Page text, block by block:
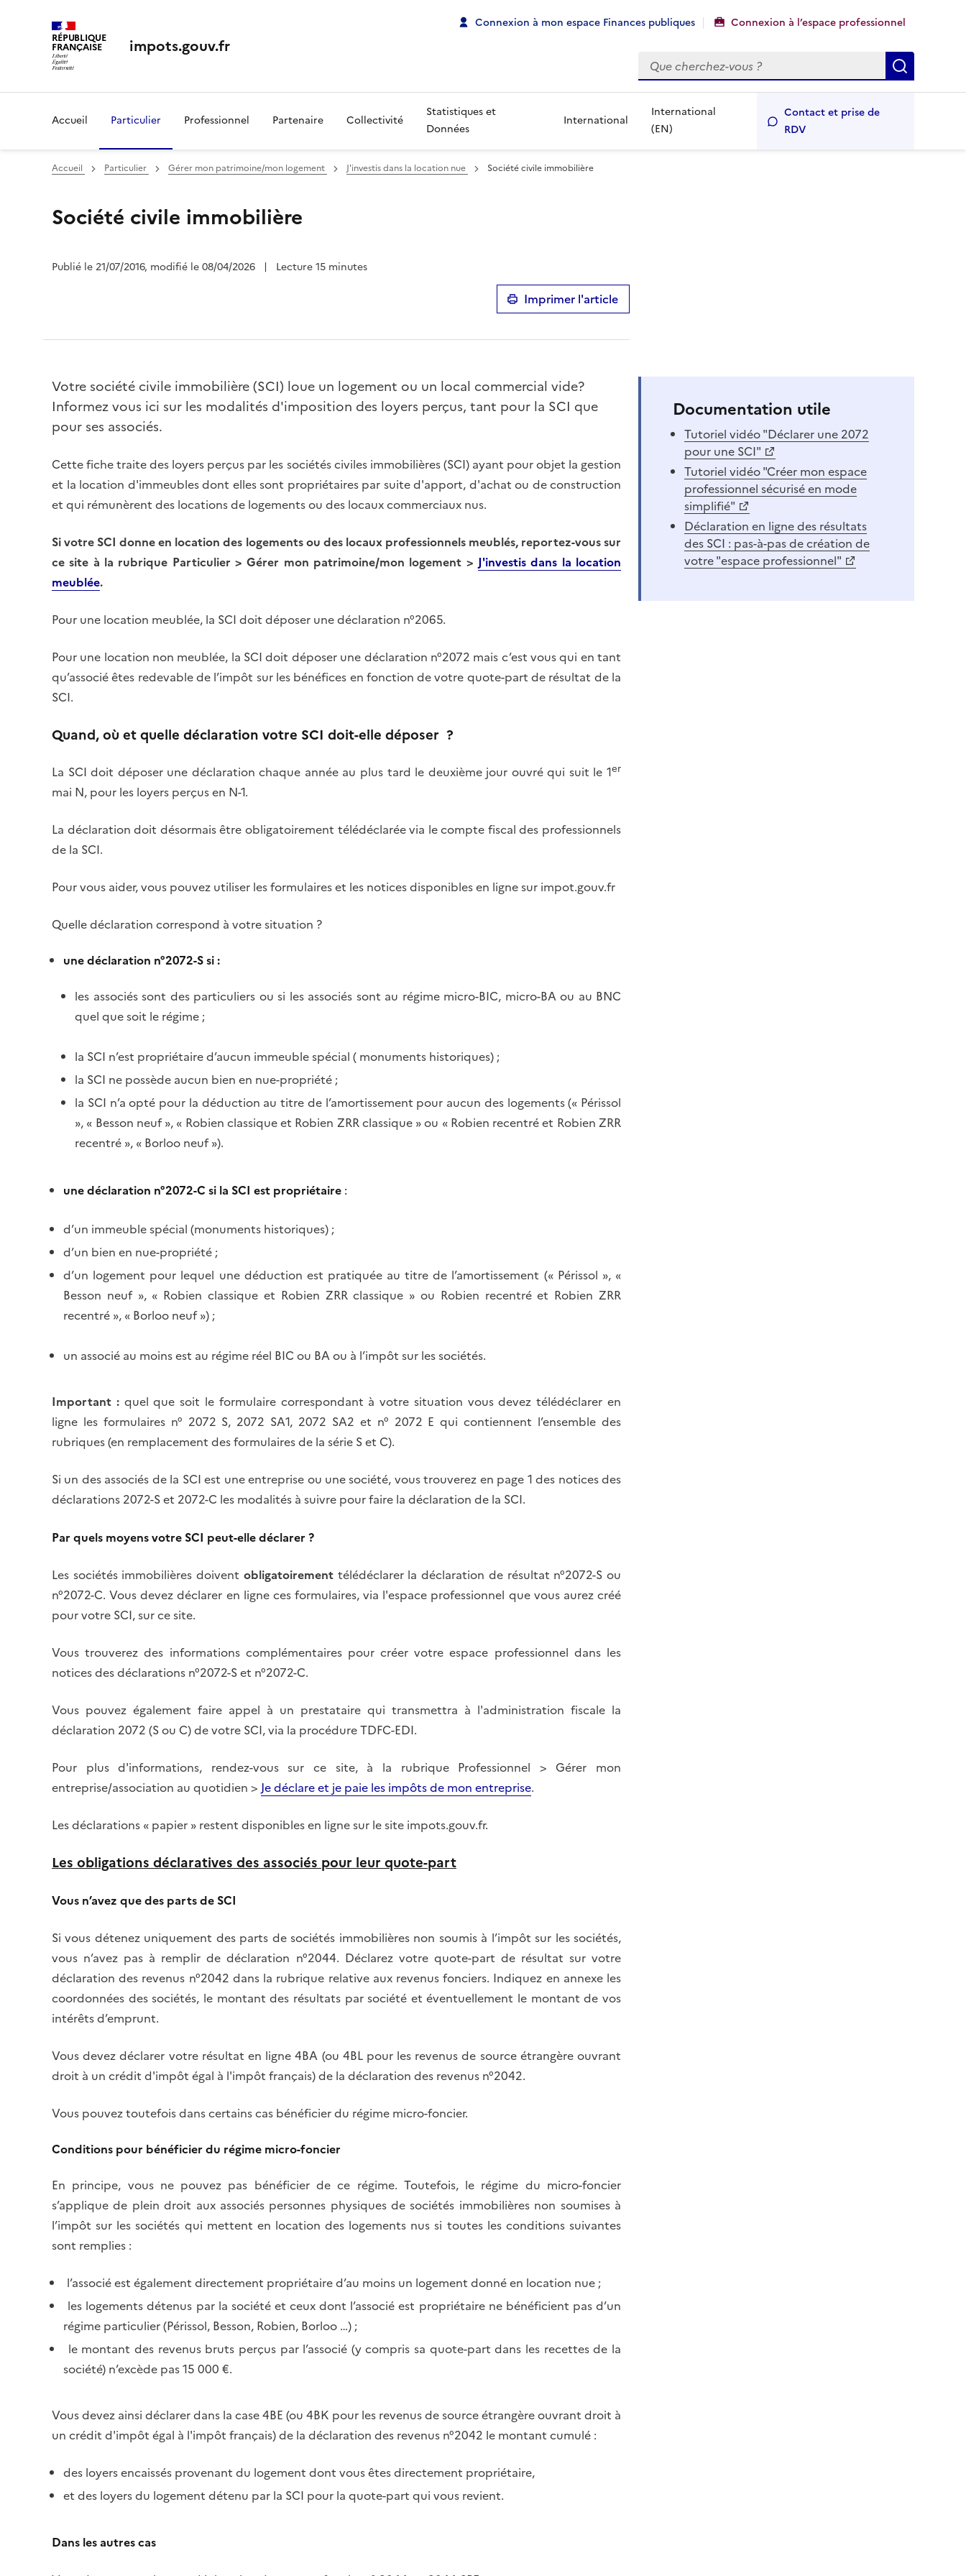
RÉPUBLIQUE
FRANÇAISE impots.gouv.fr
Connexion à mon espace Finances publiques Connexion à l’espace professionnel
Rechercher
Accueil Particulier Professionnel Partenaire Collectivité
Statistiques et
Données
International
International
(EN)
Contact et prise de
RDV
Accueil Particulier Gérer mon patrimoine/mon logement J'investis dans la location nue Société civile immobilière
Société civile immobilière
Publié le 21/07/2016, modifié le 08/04/2026 | Lecture 15 minutes
Imprimer l'article
Votre société civile immobilière (SCI) loue un logement ou un local commercial vide?
Informez vous ici sur les modalités d'imposition des loyers perçus, tant pour la SCI que
pour ses associés.
Cette fiche traite des loyers perçus par les sociétés civiles immobilières (SCI) ayant pour objet la gestion
et la location d'immeubles dont elles sont propriétaires par suite d'apport, d'achat ou de construction
et qui rémunèrent des locations de logements ou des locaux commerciaux nus.
Si votre SCIdonne en location des logements ou des locaux professionnels meublés, reportez-vous sur
ce site à la rubrique Particulier > Gérer mon patrimoine/mon logement >J'investis dans la location
meublée.
Pour une location meublée, la SCI doit déposer une déclaration n°2065.
Pour une location non meublée, la SCI doit déposer une déclaration n°2072 mais c’est vous qui en tant
qu’associé êtes redevable de l’impôt sur les bénéfices en fonction de votre quote-part de résultat de la
SCI.
Quand, où et quelle déclaration votre SCI doit-elle déposer ?
La SCI doit déposer une déclaration chaque année au plus tard le deuxième jour ouvré qui suit le 1er
mai N, pour les loyers perçus en N-1.
La déclaration doit désormais être obligatoirement télédéclarée via le compte fiscal des professionnels
de la SCI.
Pour vous aider, vous pouvez utiliser les formulaires et les notices disponibles en ligne sur impot.gouv.fr
Quelle déclarationcorrespond à votre situation ?
une déclaration n°2072-S si:
les associés sont des particuliers ou si les associés sont au régime micro-BIC, micro-BA ou au BNC
quel que soit le régime ;
la SCI n’est propriétaire d’aucun immeuble spécial ( monuments historiques) ;
la SCI ne possède aucun bien en nue-propriété ;
la SCI n’a opté pour la déduction au titre de l’amortissement pour aucun des logements (« Périssol
», « Besson neuf », « Robien classique et Robien ZRR classique » ou « Robien recentré et Robien ZRR
recentré », « Borloo neuf »).
une déclaration n°2072-C si la SCI est propriétaire :
d’un immeuble spécial (monuments historiques) ;
d’un bien en nue-propriété ;
d’un logement pour lequel une déduction est pratiquée au titre de l’amortissement (« Périssol », «
Besson neuf », « Robien classique et Robien ZRR classique » ou Robien recentré et Robien ZRR
recentré », « Borloo neuf ») ;
un associé au moins est au régime réel BIC ou BA ou à l’impôt sur les sociétés.
Important : quel que soit le formulaire correspondant à votre situation vous devez télédéclarer en
ligne les formulaires n° 2072 S, 2072 SA1, 2072 SA2 et n° 2072 E qui contiennent l’ensemble des
rubriques (en remplacement des formulaires de la série S et C).
Si un des associés de la SCI est une entreprise ou une société, vous trouverez en page 1 des notices des
déclarations 2072-S et 2072-C les modalités à suivre pour faire la déclaration de la SCI.
Par quels moyens votre SCI peut-elle déclarer ?
Les sociétés immobilières doivent obligatoirementtélédéclarer la déclaration de résultat n°2072-S ou
n°2072-C. Vous devezdéclarer en ligne ces formulaires, via l'espace professionnel que vous aurez créé
pour votre SCI, sur ce site.
Vous trouverez des informations complémentaires pour créer votre espace professionnel dans les
notices des déclarations n°2072-S et n°2072-C.
Vous pouvez également faire appel à un prestataire qui transmettra à l'administration fiscale la
déclaration 2072 (S ou C) de votre SCI, via la procédure TDFC-EDI.
Pour plus d'informations, rendez-vous sur ce site, à la rubrique Professionnel > Gérer mon
entreprise/association au quotidien > Je déclare et je paie les impôts de mon entreprise.
Les déclarations « papier » restent disponibles en ligne sur le site impots.gouv.fr.
Les obligations déclaratives des associés pour leur quote-part
Vous n’avez que des parts de SCI
Si vous détenez uniquement des parts de sociétés immobilières non soumis à l’impôt sur les sociétés,
vous n’avez pas à remplir de déclaration n°2044. Déclarez votre quote-part de résultat sur votre
déclaration des revenus n°2042 dans la rubrique relative aux revenus fonciers. Indiquez en annexe les
coordonnées des sociétés, le montant des résultats par société et éventuellement le montant de vos
intérêts d’emprunt.
Vous devez déclarer votre résultat en ligne 4BA (ou 4BL pour les revenus de source étrangère ouvrant
droit à un crédit d'impôt égal à l'impôt français) de la déclaration des revenus n°2042.
Vous pouvez toutefois dans certains cas bénéficier du régime micro-foncier.
Conditions pour bénéficier du régime micro-foncier
En principe, vous ne pouvez pas bénéficier de ce régime. Toutefois, le régime du micro-foncier
s’applique de plein droit aux associés personnes physiques de sociétés immobilières non soumises à
l’impôt sur les sociétés qui mettent en location des logements nus si toutes les conditions suivantes
sont remplies :
l’associé est également directement propriétaire d’au moins un logement donné en location nue ;
les logements détenus par la société et ceux dont l’associé est propriétaire ne bénéficient pas d’un
régime particulier (Périssol, Besson, Robien, Borloo …) ;
le montant des revenus bruts perçus par l’associé (y compris sa quote-part dans les recettes de la
société) n’excède pas 15 000 €.
Vous devez ainsi déclarer dans la case 4BE (ou 4BK pour les revenus de source étrangère ouvrant droit à
un crédit d'impôt égal à l'impôt français) de la déclaration des revenus n°2042 le montant cumulé :
des loyers encaissés provenant du logement dont vous êtes directement propriétaire,
et des loyers du logement détenu par la SCI pour la quote-part qui vous revient.
Dans les autres cas
Documentation utile
Tutoriel vidéo "Déclarer une 2072
pour une SCI"
Tutoriel vidéo "Créer mon espace
professionnel sécurisé en mode
simplifié"
Déclaration en ligne des résultats
des SCI : pas-à-pas de création de
votre "espace professionnel"